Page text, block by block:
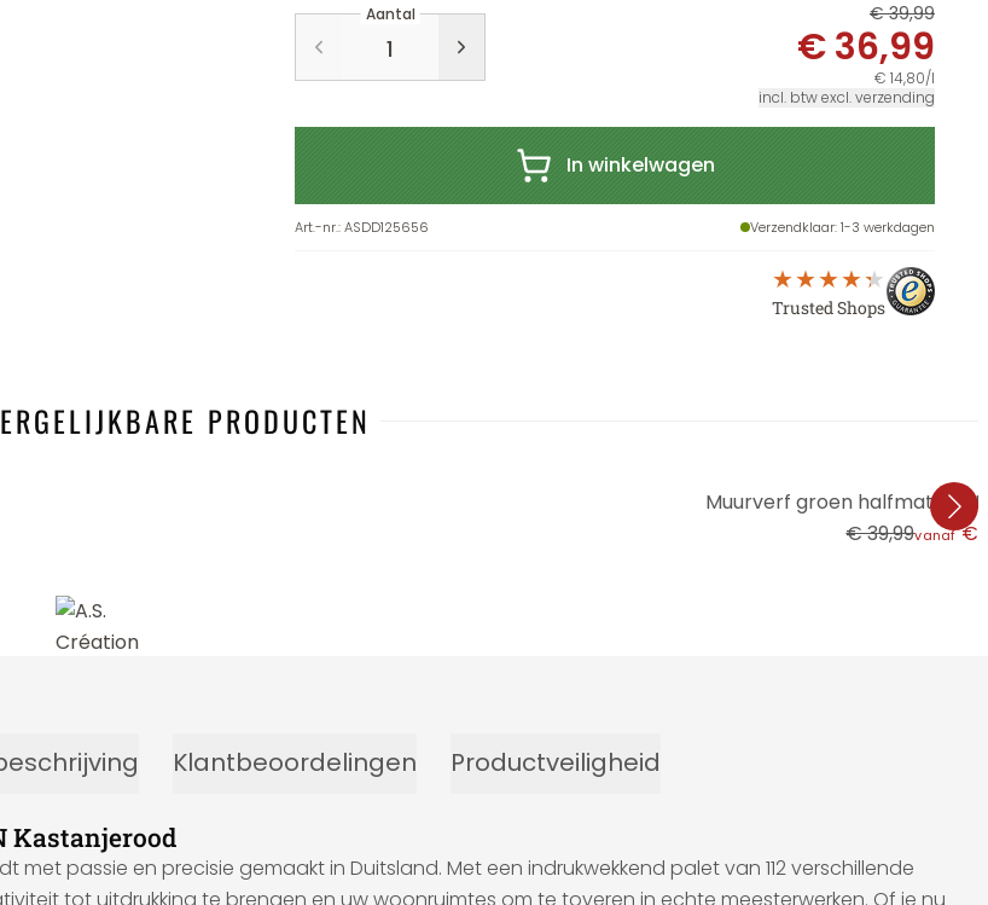
Aantal € 39,99
€ 36,99
€ 14,80/l
incl. btw excl. verzending
In winkelwagen
Art.-nr.:ASDD125656 Verzendklaar: 1-3 werkdagen
Trusted Shops
PRODUCTEN
Muurverf groen halfmat - THE
€ 39,99vanaf €
Klantbeoordelingen Productveiligheid
Kastanjerood
passie en precisie gemaakt in Duitsland. Met een indrukwekkend palet van 112 verschillende